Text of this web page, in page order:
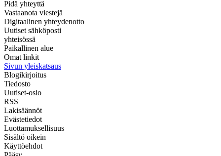
Pidä yhteyttä
Vastaanota viestejä
Digitaalinen yhteydenotto
Uutiset sähköposti
yhteisössä
Paikallinen alue
Omat linkit
Sivun yleiskatsaus
Blogikirjoitus
Tiedosto
Uutiset-osio
RSS
Lakisäännöt
Evästetiedot
Luottamuksellisuus
Sisältö oikein
Käyttöehdot